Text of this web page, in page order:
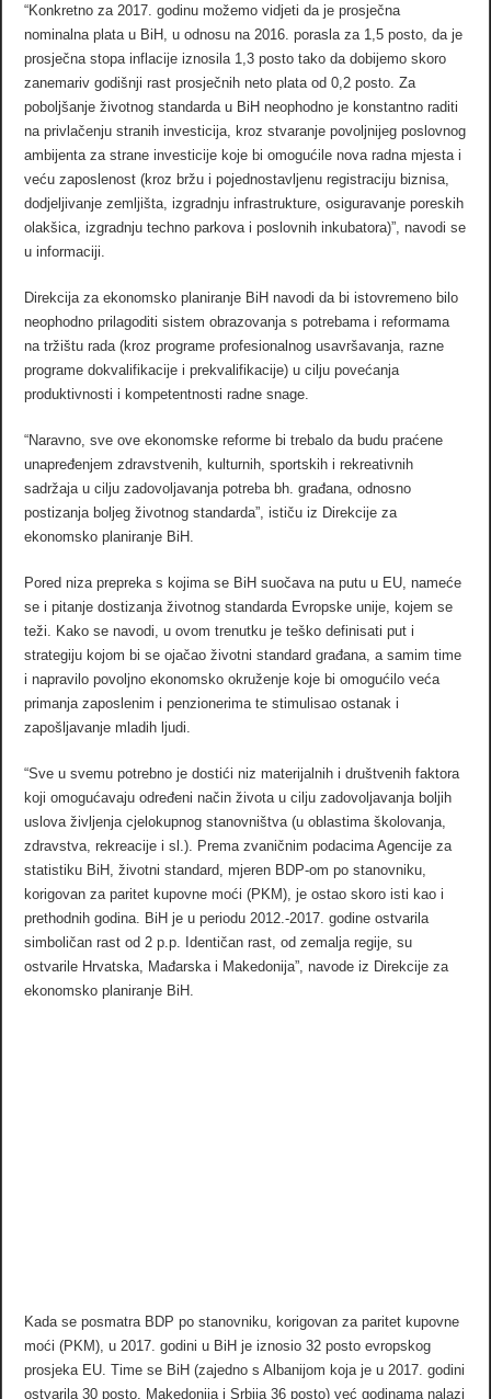
“Konkretno za 2017. godinu možemo vidjeti da je prosječna
nominalna plata u BiH, u odnosu na 2016. porasla za 1,5 posto, da je
prosječna stopa inflacije iznosila 1,3 posto tako da dobijemo skoro
zanemariv godišnji rast prosječnih neto plata od 0,2 posto. Za
poboljšanje životnog standarda u BiH neophodno je konstantno raditi
na privlačenju stranih investicija, kroz stvaranje povoljnijeg poslovnog
ambijenta za strane investicije koje bi omogućile nova radna mjesta i
veću zaposlenost (kroz bržu i pojednostavljenu registraciju biznisa,
dodjeljivanje zemljišta, izgradnju infrastrukture, osiguravanje poreskih
olakšica, izgradnju techno parkova i poslovnih inkubatora)”, navodi se
u informaciji.
Direkcija za ekonomsko planiranje BiH navodi da bi istovremeno bilo
neophodno prilagoditi sistem obrazovanja s potrebama i reformama
na tržištu rada (kroz programe profesionalnog usavršavanja, razne
programe dokvalifikacije i prekvalifikacije) u cilju povećanja
produktivnosti i kompetentnosti radne snage.
“Naravno, sve ove ekonomske reforme bi trebalo da budu praćene
unapređenjem zdravstvenih, kulturnih, sportskih i rekreativnih
sadržaja u cilju zadovoljavanja potreba bh. građana, odnosno
postizanja boljeg životnog standarda”, ističu iz Direkcije za
ekonomsko planiranje BiH.
Pored niza prepreka s kojima se BiH suočava na putu u EU, nameće
se i pitanje dostizanja životnog standarda Evropske unije, kojem se
teži. Kako se navodi, u ovom trenutku je teško definisati put i
strategiju kojom bi se ojačao životni standard građana, a samim time
i napravilo povoljno ekonomsko okruženje koje bi omogućilo veća
primanja zaposlenim i penzionerima te stimulisao ostanak i
zapošljavanje mladih ljudi.
“Sve u svemu potrebno je dostići niz materijalnih i društvenih faktora
koji omogućavaju određeni način života u cilju zadovoljavanja boljih
uslova življenja cjelokupnog stanovništva (u oblastima školovanja,
zdravstva, rekreacije i sl.). Prema zvaničnim podacima Agencije za
statistiku BiH, životni standard, mjeren BDP-om po stanovniku,
korigovan za paritet kupovne moći (PKM), je ostao skoro isti kao i
prethodnih godina. BiH je u periodu 2012.-2017. godine ostvarila
simboličan rast od 2 p.p. Identičan rast, od zemalja regije, su
ostvarile Hrvatska, Mađarska i Makedonija”, navode iz Direkcije za
ekonomsko planiranje BiH.
Kada se posmatra BDP po stanovniku, korigovan za paritet kupovne
moći (PKM), u 2017. godini u BiH je iznosio 32 posto evropskog
prosjeka EU. Time se BiH (zajedno s Albanijom koja je u 2017. godini
ostvarila 30 posto, Makedonija i Srbija 36 posto) već godinama nalazi